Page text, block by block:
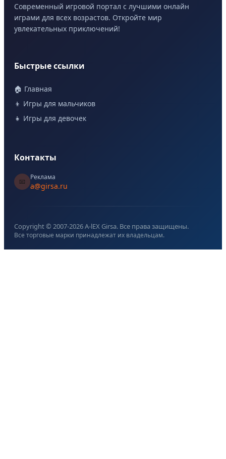
Современный игровой портал с лучшими онлайн
играми для всех возрастов. Откройте мир
увлекательных приключений!
Быстрые ссылки
🏠 Главная
👦 Игры для мальчиков
👧 Игры для девочек
Контакты
📧
Реклама
a@girsa.ru
Copyright © 2007-2026A-lEX Girsa. Все права защищены.
Все торговые марки принадлежат их владельцам.